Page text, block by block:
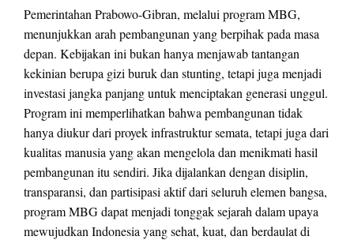
Pemerintahan Prabowo-Gibran, melalui program MBG,
menunjukkan arah pembangunan yang berpihak pada masa
depan. Kebijakan ini bukan hanya menjawab tantangan
kekinian berupa gizi buruk dan stunting, tetapi juga menjadi
investasi jangka panjang untuk menciptakan generasi unggul.
Program ini memperlihatkan bahwa pembangunan tidak
hanya diukur dari proyek infrastruktur semata, tetapi juga dari
kualitas manusia yang akan mengelola dan menikmati hasil
pembangunan itu sendiri. Jika dijalankan dengan disiplin,
transparansi, dan partisipasi aktif dari seluruh elemen bangsa,
program MBG dapat menjadi tonggak sejarah dalam upaya
mewujudkan Indonesia yang sehat, kuat, dan berdaulat di